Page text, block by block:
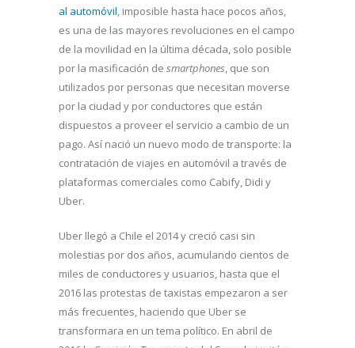
al automóvil, imposible hasta hace pocos años,
es una de las mayores revoluciones en el campo
de la movilidad en la última década, solo posible
por la masificación de smartphones, que son
utilizados por personas que necesitan moverse
por la ciudad y por conductores que están
dispuestos a proveer el servicio a cambio de un
pago. Así nació un nuevo modo de transporte: la
contratación de viajes en automóvil a través de
plataformas comerciales como Cabify, Didi y
Uber.
Uber llegó a Chile el 2014 y creció casi sin
molestias por dos años, acumulando cientos de
miles de conductores y usuarios, hasta que el
2016 las protestas de taxistas empezaron a ser
más frecuentes, haciendo que Uber se
transformara en un tema político. En abril de